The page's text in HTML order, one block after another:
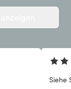
Siehe